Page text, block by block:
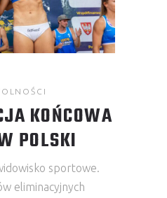
KOŃCOWA
POLSKI
sportowe.
eliminacyjnych